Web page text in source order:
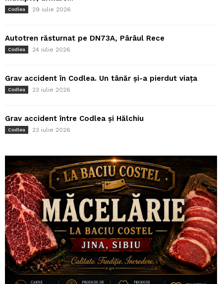
Codlea 29 iulie 2026
Autotren răsturnat pe DN73A, Pârâul Rece
Codlea 24 iulie 2026
Grav accident în Codlea. Un tânăr și-a pierdut viața
Codlea 23 iulie 2026
Grav accident între Codlea și Hălchiu
Codlea 23 iulie 2026